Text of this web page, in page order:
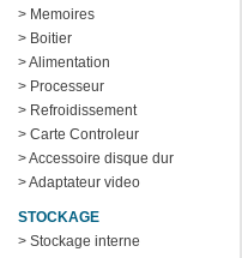
> Memoires
> Boitier
> Alimentation
> Processeur
> Refroidissement
> Carte Controleur
> Accessoire disque dur
> Adaptateur video
STOCKAGE
> Stockage interne